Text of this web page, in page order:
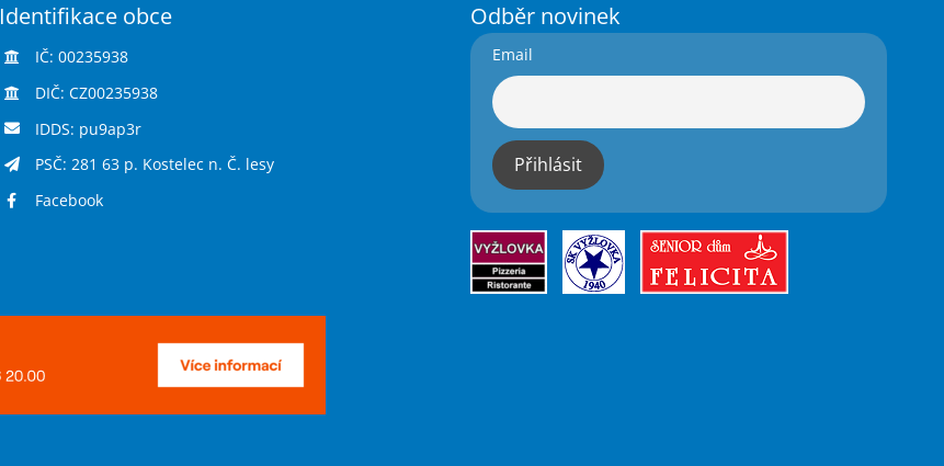
Identifikace obce
IČ: 00235938
DIČ: CZ00235938
IDDS: pu9ap3r
PSČ: 281 63 p. Kostelec n. Č. lesy
Facebook
Odběr novinek
Email